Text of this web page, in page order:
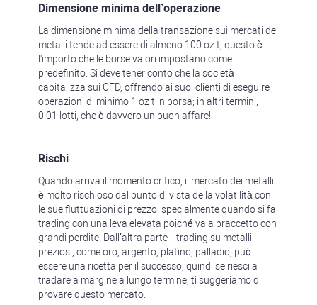
Dimensione minima dell’operazione
La dimensione minima della transazione sui mercati dei
metalli tende ad essere di almeno 100 oz t; questo è
l'importo che le borse valori impostano come
predefinito. Si deve tener conto che la società
capitalizza sui CFD, offrendo ai suoi clienti di eseguire
operazioni di minimo 1 oz t in borsa; in altri termini,
0.01 lotti, che è davvero un buon affare!
Rischi
Quando arriva il momento critico, il mercato dei metalli
è molto rischioso dal punto di vista della volatilità con
le sue fluttuazioni di prezzo, specialmente quando si fa
trading con una leva elevata poiché va a braccetto con
grandi perdite. Dall’altra parte il trading su metalli
preziosi, come oro, argento, platino, palladio, può
essere una ricetta per il successo, quindi se riesci a
tradare a margine a lungo termine, ti suggeriamo di
provare questo mercato.